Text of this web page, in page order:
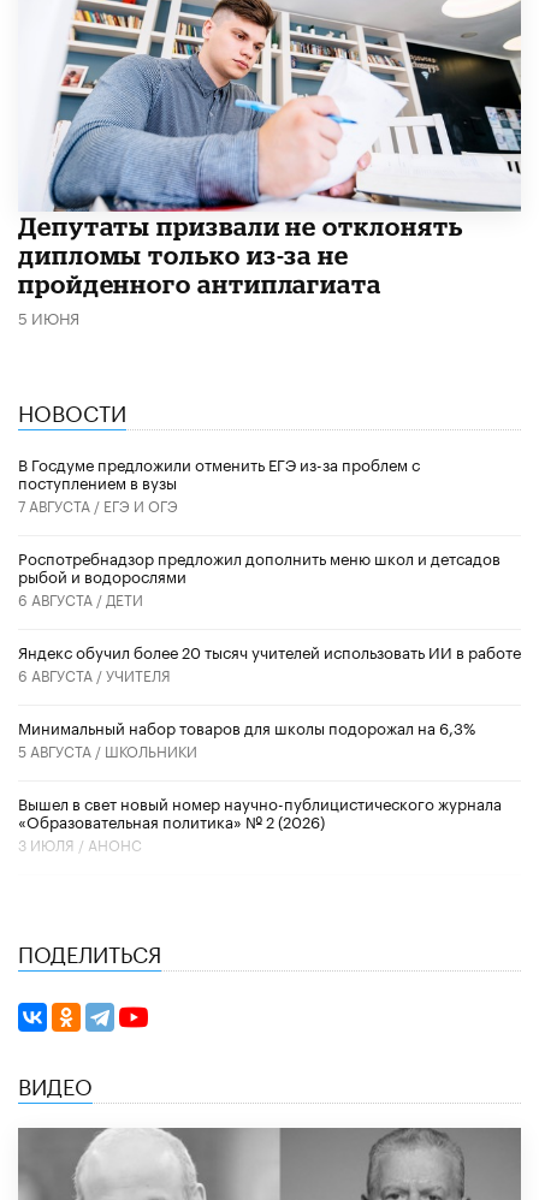
Депутаты призвали не отклонять
дипломы только из-за не
пройденного антиплагиата
5 ИЮНЯ
НОВОСТИ
В Госдуме предложили отменить ЕГЭ из-за проблем с
поступлением в вузы
7 АВГУСТА / ЕГЭ И ОГЭ
Роспотребнадзор предложил дополнить меню школ и детсадов
рыбой и водорослями
6 АВГУСТА / ДЕТИ
​Яндекс обучил более 20 тысяч учителей использовать ИИ в работе
6 АВГУСТА /УЧИТЕЛЯ
Минимальный набор товаров для школы подорожал на 6,3%
5 АВГУСТА / ШКОЛЬНИКИ
Вышел в свет новый номер научно-публицистического журнала
«Образовательная политика» № 2 (2026)
3 ИЮЛЯ / АНОНС
ПОДЕЛИТЬСЯ
ВИДЕО